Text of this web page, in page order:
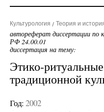
Культурология Теория и
автореферат диссертации по
РФ 24.00.01
диссертация на тему:
Этико-
традиционной
Год: 2002